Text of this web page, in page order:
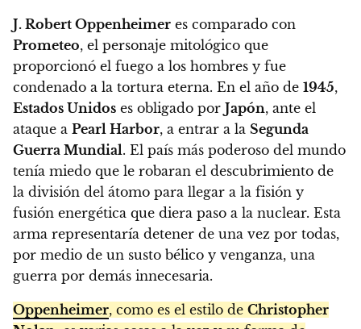
J. Robert Oppenheimer es comparado con
Prometeo, el personaje mitológico que
proporcionó el fuego a los hombres y fue
condenado a la tortura eterna. En el año de 1945,
Estados Unidos es obligado por Japón, ante el
ataque a Pearl Harbor, a entrar a la Segunda
Guerra Mundial. El país más poderoso del mundo
tenía miedo que le robaran el descubrimiento de
la división del átomo para llegar a la fisión y
fusión energética que diera paso a la nuclear. Esta
arma representaría detener de una vez por todas,
por medio de un susto bélico y venganza, una
guerra por demás innecesaria.
Oppenheimer, como es el estilo de Christopher